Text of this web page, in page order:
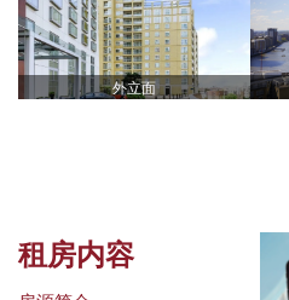
外立面
租房内容